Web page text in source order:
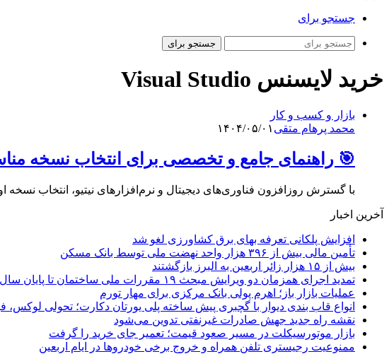
جستجو برای
جستجو برای
خرید لایسنس Visual Studio
بازار و کسب و کار
محمد پرهام متقی ۱۴۰۴/۰۵/۰۱
🎯 راهنمای جامع و تخصصی برای انتخاب نسخه
با گسترش روزافزون فناوری‌‌های دیجیتال و نرم‌افزارهای نیتیو، انتخاب
آخرین اخبار
افزایش پلکانی تعرفه بهای برق کشاورزی لغو شد
تأمین مالی بیش از ۳۹۶ هزار واحد نهضت ملی توسط بانک مسکن
بیش از ۱۵ هزار زائر اربعین به البرز بازگشتند
تمدید اجرای همزمان دو ویرایش مبحث ۱۹ مقررات ملی ساختمان تا پایان سال
عملیات بازار باز؛ اهرم پولی بانک مرکزی برای مهار تورم
انواع قاب بندی دیوار با گچبری پیش ساخته پلی یورتان دکارت؛ تحولی
نقشه راه جدید جهش صادرات غیرنفتی تدوین می‌شود
بازار موتورسیکلت در مسیر صعود قیمت؛ تعمیر جای خرید را گرفت
ممنوعیت رجیستری تلفن همراه و خروج برخی خودروها در ایام اربعین